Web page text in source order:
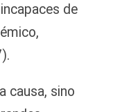
de
causa, sino